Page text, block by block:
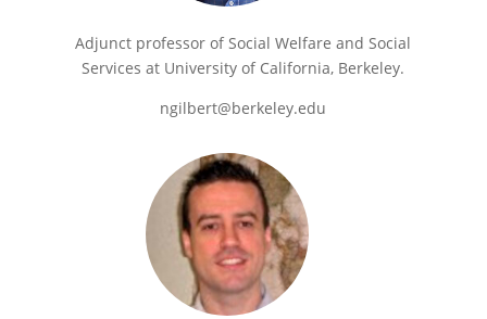
Adjunct professor of Social Welfare and Social
Services at University of California, Berkeley.
ngilbert@berkeley.edu